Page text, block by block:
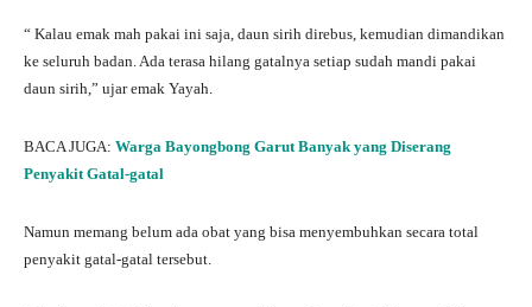
“ Kalau emak mah pakai ini saja, daun sirih direbus, kemudian dimandikan
ke seluruh badan. Ada terasa hilang gatalnya setiap sudah mandi pakai
daun sirih,” ujar emak Yayah.
BACA JUGA: Warga Bayongbong Garut Banyak yang Diserang
Penyakit Gatal-gatal
Namun memang belum ada obat yang bisa menyembuhkan secara total
penyakit gatal-gatal tersebut.